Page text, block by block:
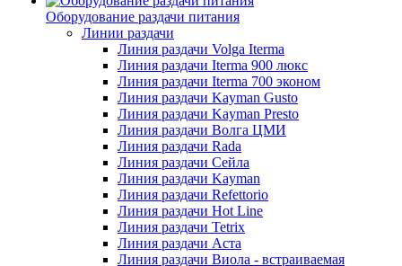
Оборудование раздачи питания
Линии раздачи
Линия раздачи Volga Iterma
Линия раздачи Iterma 900 люкс
Линия раздачи Iterma 700 эконом
Линия раздачи Kayman Gusto
Линия раздачи Kayman Presto
Линия раздачи Волга ЦМИ
Линия раздачи Rada
Линия раздачи Сейла
Линия раздачи Kayman
Линия раздачи Refettorio
Линия раздачи Hot Line
Линия раздачи Tetrix
Линия раздачи Аста
Линия раздачи Виола - встраиваемая